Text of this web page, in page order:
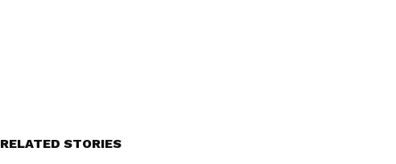
RELATED STORIES